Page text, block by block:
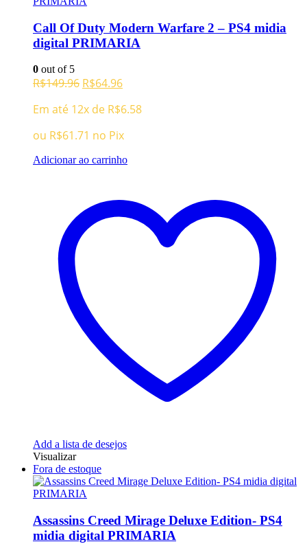
Call Of Duty Modern Warfare 2 – PS4 midia
digital PRIMARIA
0 out of 5
R$149.96 O
original
era:
R$149.96.
R$64.96O
atual
R$64.96.
Em até 12x de R$6.58
ou R$61.71 no Pix
Adicionar ao carrinho
Add a lista de desejos
Visualizar
Fora de estoque
Assassins Creed Mirage Deluxe Edition- PS4
midia digital PRIMARIA